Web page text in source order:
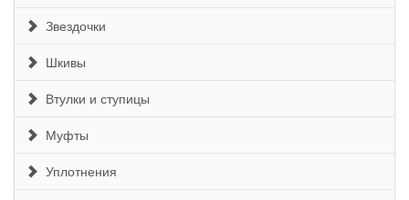
Звездочки
Шкивы
Втулки и ступицы
Муфты
Уплотнения